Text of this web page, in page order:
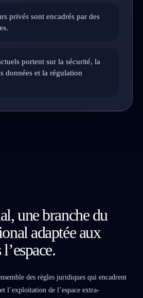
privés sont encadrés par des
portent sur la sécurité, la
données et la régulation
une branche du
adaptée aux
des règles juridiques qui encadrent
l’exploitation de l’espace extra-